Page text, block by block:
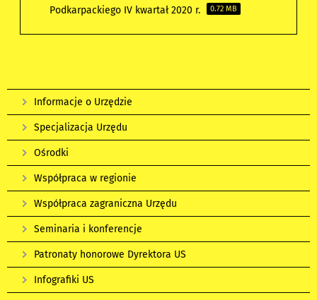
Podkarpackiego IV kwartał 2020 r.
0.72 MB
Informacje o Urzędzie
Specjalizacja Urzędu
Ośrodki
Współpraca w regionie
Współpraca zagraniczna Urzędu
Seminaria i konferencje
Patronaty honorowe Dyrektora US
Infografiki US